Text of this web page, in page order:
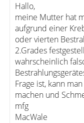
Hallo,
meine Mutter hat
aufgrund einer
oder vierten
2.Grades
wahrscheinlich
Frage ist, kann
machen und
mfg
MacWale